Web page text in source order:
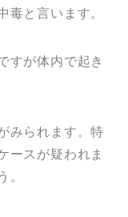
毒と言います。
すが体内で起き
みられます。特
ースが疑われま
。